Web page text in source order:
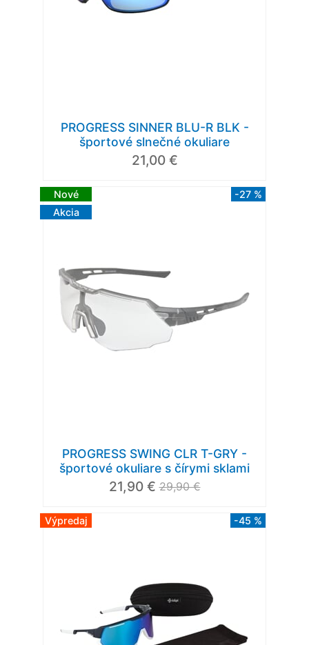
PROGRESS SINNER BLU-R BLK -
športové slnečné okuliare
21,00 €
Nové
Akcia
-27 %
PROGRESS SWING CLR T-GRY -
športové okuliare s čírymi sklami
21,90 € 29,90 €
Výpredaj -45 %